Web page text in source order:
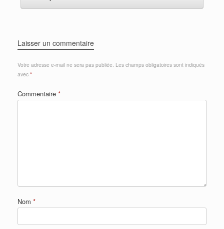
o p
Laisser un commentaire
Votre adresse e-mail ne sera pas publiée. Les champs obligatoires sont indiqués
avec *
Commentaire *
Nom *